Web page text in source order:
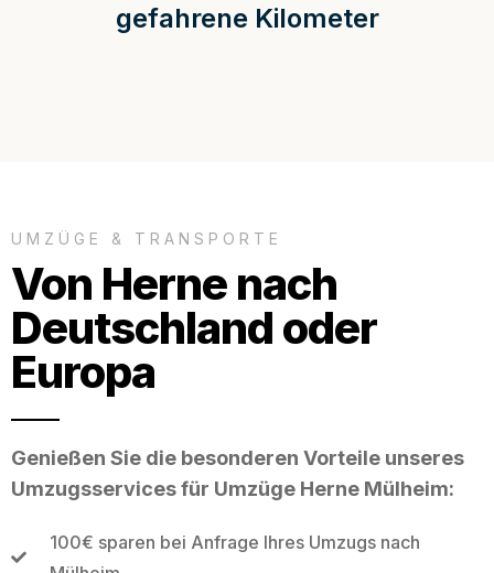
gefahrene Kilometer
UMZÜGE & TRANSPORTE
Von Herne nach
Deutschland oder
Europa
Genießen Sie die besonderen Vorteile unseres
Umzugsservices für Umzüge Herne Mülheim:
100€ sparen bei Anfrage Ihres Umzugs nach